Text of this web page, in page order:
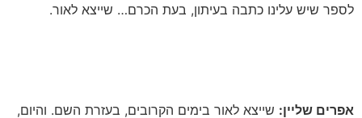
לספר שיש עלינו כתבה בעיתון, בעת הכרם… שייצא לאור.
אפרים שליין:שייצא לאור בימים הקרובים, בעזרת השם. והיום,